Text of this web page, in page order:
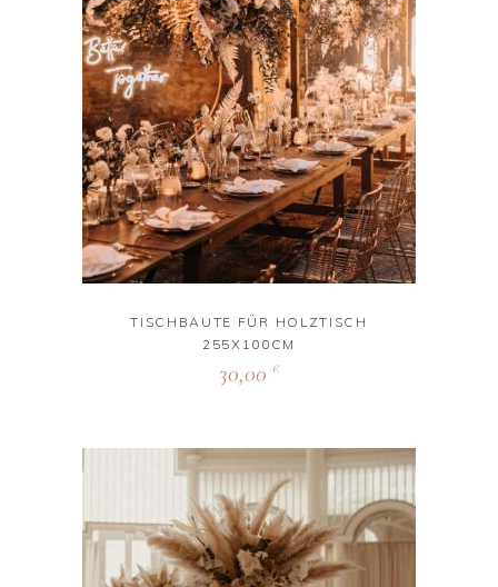
TISCHBAUTE FÜR HOLZTISCH
255X100CM
30,00 €